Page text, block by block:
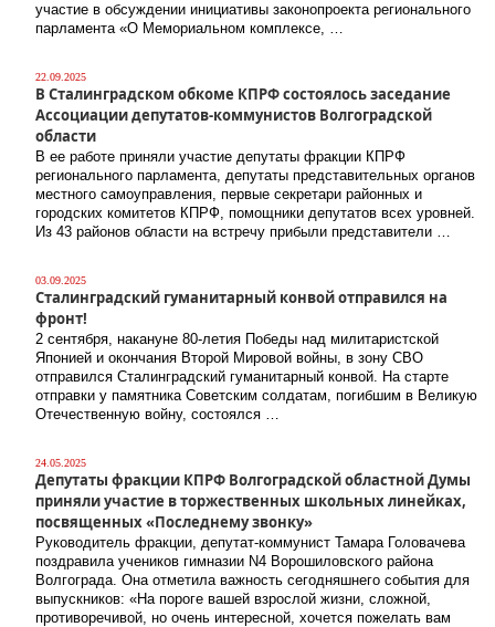
участие в обсуждении инициативы законопроекта регионального
парламента «О Мемориальном комплексе, …
22.09.2025
В Сталинградском обкоме КПРФ состоялось заседание
Ассоциации депутатов-коммунистов Волгоградской
области
В ее работе приняли участие депутаты фракции КПРФ
регионального парламента, депутаты представительных органов
местного самоуправления, первые секретари районных и
городских комитетов КПРФ, помощники депутатов всех уровней.
Из 43 районов области на встречу прибыли представители …
03.09.2025
Сталинградский гуманитарный конвой отправился на
фронт!
2 сентября, накануне 80-летия Победы над милитаристской
Японией и окончания Второй Мировой войны, в зону СВО
отправился Сталинградский гуманитарный конвой. На старте
отправки у памятника Советским солдатам, погибшим в Великую
Отечественную войну, состоялся …
24.05.2025
Депутаты фракции КПРФ Волгоградской областной Думы
приняли участие в торжественных школьных линейках,
посвященных «Последнему звонку»
Руководитель фракции, депутат-коммунист Тамара Головачева
поздравила учеников гимназии N4 Ворошиловского района
Волгограда. Она отметила важность сегодняшнего события для
выпускников: «На пороге вашей взрослой жизни, сложной,
противоречивой, но очень интересной, хочется пожелать вам